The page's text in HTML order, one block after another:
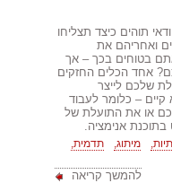
תוהים כיצד תצליחו
ואחריהם את
בטוחים בכך – אך
אחד הכלים החזקים
שלכם לייצר
קיים – כלומר לעבוד
או את התועלת של
אנימציה.
מיתוג,
תדמית,
להמשך קריאה